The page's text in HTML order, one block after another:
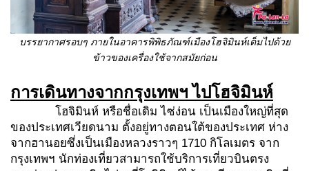
บรรยากาศรอบๆ ภายในอาคารพิพิธภัณฑ์เมืองโฮจิมินห์เต็มไปด้วย
ข้าวของเครื่องใช้จากสมัยก่อน
การเดินทางจากกรุงเทพฯ ไปโฮจิมินห์
โฮจิมินห์ หรือชื่อเดิม ไซ่ง่อน เป็นเมืองใหญ่ที่สุด
ของประเทศเวียดนาม ตั้งอยู่ทางตอนใต้ของประเทศ ห่าง
จากฮานอยซึ่งเป็นเมืองหลวงราวๆ 1710 กิโลเมตร จาก
กรุงเทพฯ นักท่องเที่ยวสามารถใช้บริการเที่ยวบินตรง